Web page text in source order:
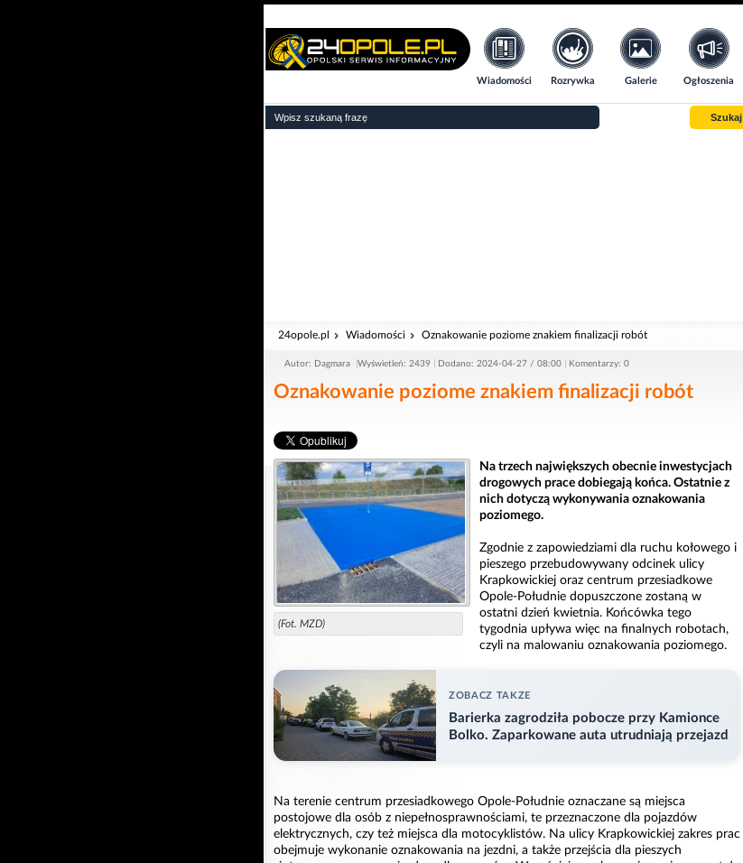
Wiadomości Rozrywka Galerie Ogłoszenia
Szukaj
24opole.pl Wiadomości Oznakowanie poziome znakiem finalizacji robót
Autor: Dagmara Wyświetleń: 2439 Dodano: 2024-04-27 / 08:00 Komentarzy: 0
Oznakowanie poziome znakiem finalizacji robót
(Fot. MZD)
Na trzech największych obecnie inwestycjach
drogowych prace dobiegają końca. Ostatnie z
nich dotyczą wykonywania oznakowania
poziomego.
Zgodnie z zapowiedziami dla ruchu kołowego i
pieszego przebudowywany odcinek ulicy
Krapkowickiej oraz centrum przesiadkowe
Opole-Południe dopuszczone zostaną w
ostatni dzień kwietnia. Końcówka tego
tygodnia upływa więc na finalnych robotach,
czyli na malowaniu oznakowania poziomego.
ZOBACZ TAKZE
Barierka zagrodziła pobocze przy Kamionce
Bolko. Zaparkowane auta utrudniają przejazd
Na terenie centrum przesiadkowego Opole-Południe oznaczane są miejsca
postojowe dla osób z niepełnosprawnościami, te przeznaczone dla pojazdów
elektrycznych, czy też miejsca dla motocyklistów. Na ulicy Krapkowickiej zakres prac
obejmuje wykonanie oznakowania na jezdni, a także przejścia dla pieszych